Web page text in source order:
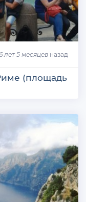
лет 5 месяцев назад
(площадь